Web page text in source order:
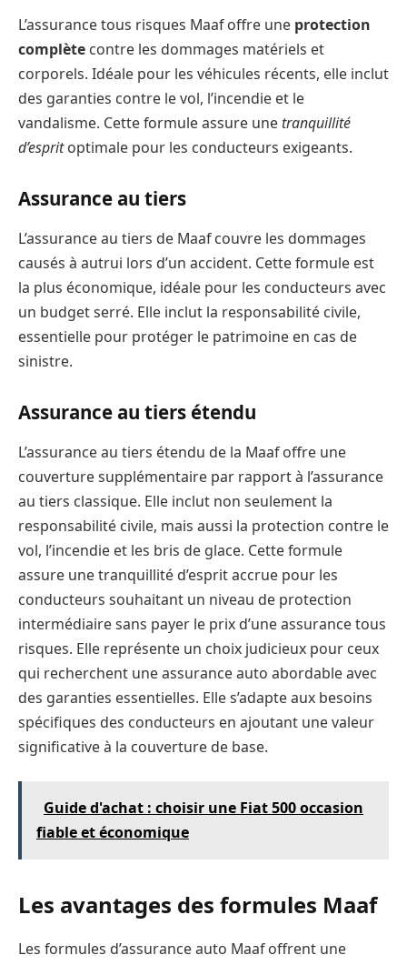
L’assurance tous risques Maaf offre une protection
complète contre les dommages matériels et
corporels. Idéale pour les véhicules récents, elle inclut
des garanties contre le vol, l’incendie et le
vandalisme. Cette formule assure une tranquillité
d’espritoptimale pour les conducteurs exigeants.
Assurance au tiers
L’assurance au tiers de Maaf couvre les dommages
causés à autrui lors d’un accident. Cette formule est
la plus économique, idéale pour les conducteurs avec
un budget serré. Elle inclut la responsabilité civile,
essentielle pour protéger le patrimoine en cas de
sinistre.
Assurance au tiers étendu
L’assurance au tiers étendu de la Maaf offre une
couverture supplémentaire par rapport à l’assurance
au tiers classique. Elle inclut non seulement la
responsabilité civile, mais aussi la protection contre le
vol, l’incendie et les bris de glace. Cette formule
assure une tranquillité d’esprit accrue pour les
conducteurs souhaitant un niveau de protection
intermédiaire sans payer le prix d’une assurance tous
risques. Elle représente un choix judicieux pour ceux
qui recherchent une assurance auto abordable avec
des garanties essentielles. Elle s’adapte aux besoins
spécifiques des conducteurs en ajoutant une valeur
significative à la couverture de base.
Guide d'achat : choisir une Fiat 500 occasion
fiable et économique
Les avantages des formules Maaf
Les formules d’assurance auto Maaf offrent une